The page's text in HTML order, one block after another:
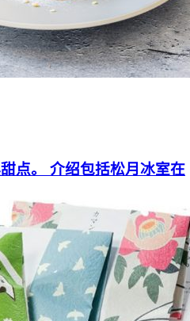
点。 介绍包括松月冰室在